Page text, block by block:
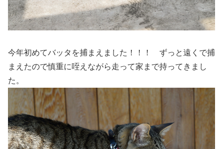
今年初めてバッタを捕まえました！！！ ずっと遠くで捕
まえたので慎重に咥えながら走って家まで持ってきまし
た。